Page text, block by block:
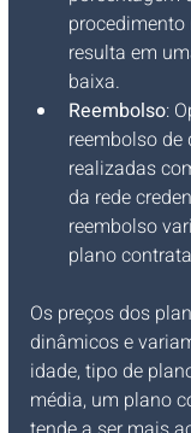
resulta em
baixa.
Reembolso:
reembolso
realizadas
da rede
reembolso
plano
Os preços dos
dinâmicos e
idade, tipo de
média, um plano